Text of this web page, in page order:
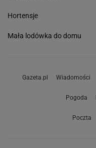
Hortensje
Mała lodówka do domu
Gazeta.pl Wiadomości
Pogoda
Poczta